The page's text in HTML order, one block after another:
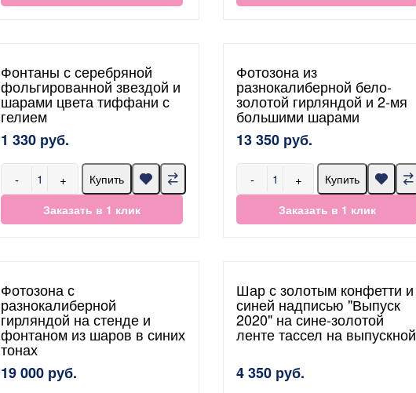
Фонтаны с серебряной
фольгированной звездой и
шарами цвета тиффани с
гелием
1 330 руб.
- +
Купить
Заказать в 1 клик
Фотозона из
разнокалиберной бело-
золотой гирляндой и 2-мя
большими шарами
13 350 руб.
- +
Купить
Заказать в 1 клик
Фотозона с
разнокалиберной
гирляндой на стенде и
фонтаном из шаров в синих
тонах
19 000 руб.
Шар с золотым конфетти и
синей надписью "Выпуск
2020" на сине-золотой
ленте тассел на выпускной
4 350 руб.